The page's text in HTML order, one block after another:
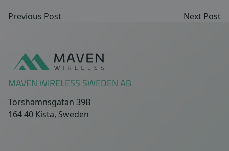
Previous Post Next Post
MAVEN WIRELESS SWEDEN AB
Torshamnsgatan 39B
164 40 Kista, Sweden